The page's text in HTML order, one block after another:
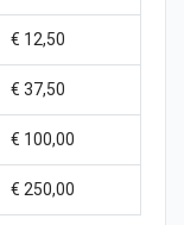
€ 12,50
€ 37,50
€ 100,00
€ 250,00